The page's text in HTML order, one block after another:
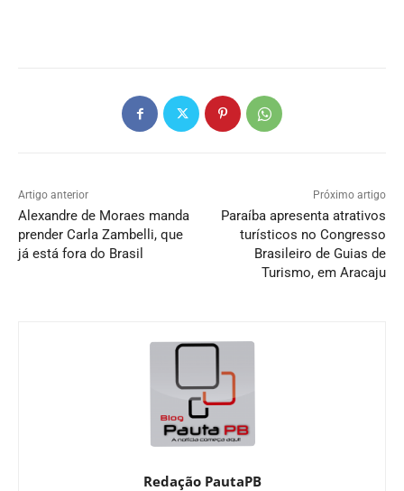
Artigo anterior
Alexandre de Moraes manda
prender Carla Zambelli, que
já está fora do Brasil
Próximo artigo
Paraíba apresenta atrativos
turísticos no Congresso
Brasileiro de Guias de
Turismo, em Aracaju
Redação PautaPB